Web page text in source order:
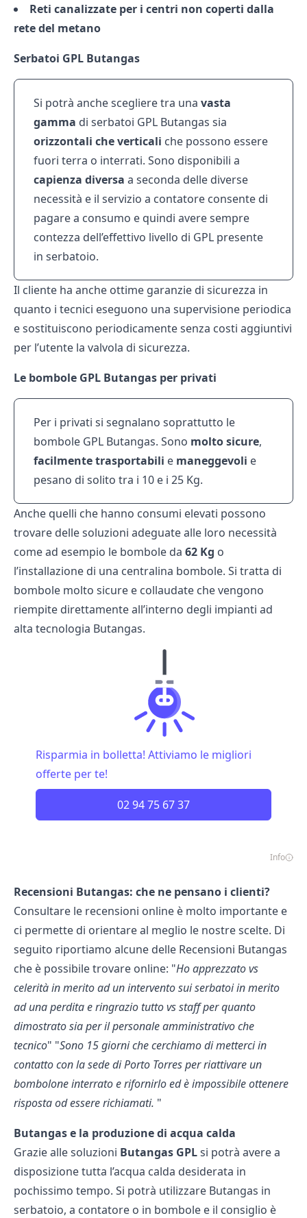
Reti canalizzate per i centri non coperti dalla
rete del metano
Serbatoi GPL Butangas
Si potrà anche scegliere tra una vasta
gamma di serbatoi GPL Butangas sia
orizzontali che verticali che possono essere
fuori terra o interrati. Sono disponibili a
capienza diversa a seconda delle diverse
necessità e il servizio a contatore consente di
pagare a consumo e quindi avere sempre
contezza dell’effettivo livello di GPL presente
in serbatoio.
Il cliente ha anche ottime garanzie di sicurezza in
quanto i tecnici eseguono una supervisione periodica
e sostituiscono periodicamente senza costi aggiuntivi
per l’utente la valvola di sicurezza.
Le bombole GPL Butangas per privati
Per i privati si segnalano soprattutto le
bombole GPL Butangas. Sono molto sicure,
facilmente trasportabili e maneggevoli e
pesano di solito tra i 10 e i 25 Kg.
Anche quelli che hanno consumi elevati possono
trovare delle soluzioni adeguate alle loro necessità
come ad esempio le bombole da 62 Kg o
l’installazione di una centralina bombole. Si tratta di
bombole molto sicure e collaudate che vengono
riempite direttamente all’interno degli impianti ad
alta tecnologia Butangas.
Risparmia in bolletta! Attiviamo le migliori
offerte per te!
02 94 75 67 37
Info
Recensioni Butangas: che ne pensano i clienti?
Consultare le recensioni online è molto importante e
ci permette di orientare al meglio le nostre scelte. Di
seguito riportiamo alcune delle Recensioni Butangas
che è possibile trovare online: "Ho apprezzato vs
celerità in merito ad un intervento sui serbatoi in merito
ad una perdita e ringrazio tutto vs staff per quanto
dimostrato sia per il personale amministrativo che
tecnico" "Sono 15 giorni che cerchiamo di metterci in
contatto con la sede di Porto Torres per riattivare un
bombolone interrato e rifornirlo ed è impossibile ottenere
risposta od essere richiamati. "
Butangas e la produzione di acqua calda
Grazie alle soluzioni Butangas GPLsi potrà avere a
disposizione tutta l’acqua calda desiderata in
pochissimo tempo. Si potrà utilizzare Butangas in
serbatoio, a contatore o in bombole e il consiglio è